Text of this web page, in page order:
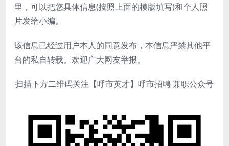
里，可以把您具体信息(按照上面的模版填写)和个人照
片发给小编。
该信息已经过用户本人的同意发布，本信息严禁其他平
台的私自转载。欢迎广大网友举报。
扫描下方二维码关注【呼市英才】呼市招聘 兼职公众号